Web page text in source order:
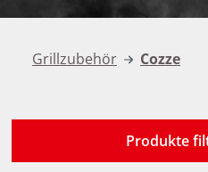
Grillzubehör Cozze
Produkte